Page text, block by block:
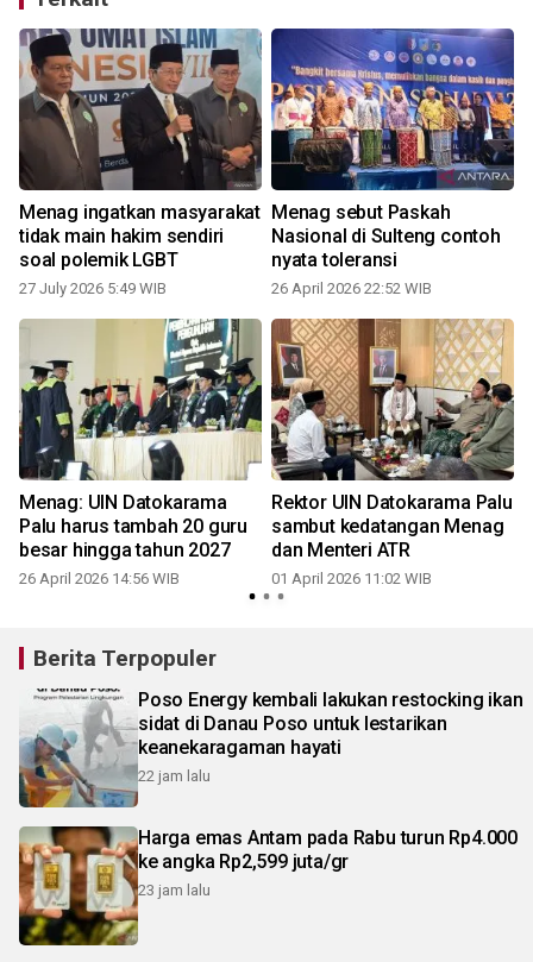
Menag ingatkan masyarakat
tidak main hakim sendiri
soal polemik LGBT
27 July 2026 5:49 WIB
Menag sebut Paskah
Nasional di Sulteng contoh
nyata toleransi
26 April 2026 22:52 WIB
Menag: UIN Datokarama
Palu harus tambah 20 guru
besar hingga tahun 2027
26 April 2026 14:56 WIB
Rektor UIN Datokarama Palu
sambut kedatangan Menag
dan Menteri ATR
01 April 2026 11:02 WIB
Berita Terpopuler
Poso Energy kembali lakukan restocking ikan
sidat di Danau Poso untuk lestarikan
keanekaragaman hayati
22 jam lalu
Harga emas Antam pada Rabu turun Rp4.000
ke angka Rp2,599 juta/gr
23 jam lalu